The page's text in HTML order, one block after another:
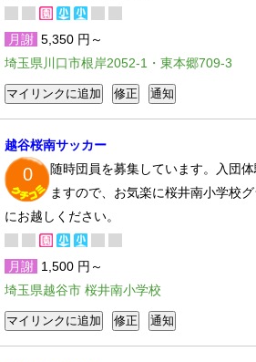
月謝 5,350 円～
埼玉県川口市根岸2052-1・東本郷709-3
越谷桜南サッカー
0
随時団員を募集しています。入団体
ますので、お気楽に桜井南小学校
にお越しください。
月謝 1,500 円～
埼玉県越谷市 桜井南小学校